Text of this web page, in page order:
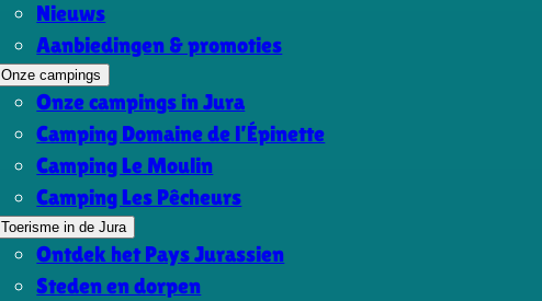
Nieuws
Aanbiedingen & promoties
Onze campings
Onze campings in Jura
Camping Domaine de l’Épinette
Camping Le Moulin
Camping Les Pêcheurs
Toerisme in de Jura
Ontdek het Pays Jurassien
Steden en dorpen